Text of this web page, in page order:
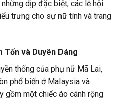
dịp đặc biệt, các lễ hội
trưng cho sự nữ tính và trang
Tốn và Duyên Dáng
thống của phụ nữ Mã Lai,
phổ biến ở Malaysia và
gồm một chiếc áo cánh rộng